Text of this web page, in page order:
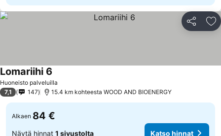
Jaa
Huoneisto palveluilla
Lomariihi 6
7,1 147 15.4 km kohteesta WOOD AND BIOENERGY
Alkaen 84 €
Näytä hinnat 1 sivustolta Katso hinnat